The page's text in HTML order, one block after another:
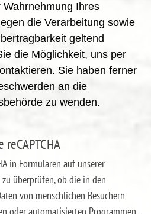
Ihres
die Verarbeitung sowie
geltend
die Möglichkeit, uns per
Sie haben ferner
an die
zu wenden.
in Formularen auf unserer
überprüfen, ob die in den
von menschlichen Besuchern